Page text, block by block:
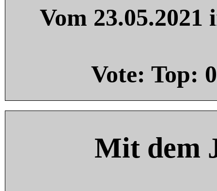
Vom
Vote: Top: 0
Mit dem